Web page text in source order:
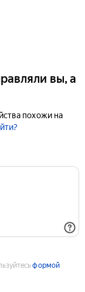
вы, а
похожи на
формой